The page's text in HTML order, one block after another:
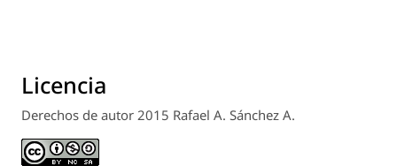
Licencia
Derechos de autor 2015 Rafael A. Sánchez A.